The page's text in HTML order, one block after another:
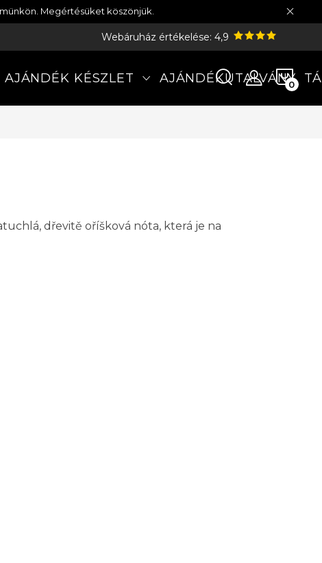
Megértésüket köszönjük.
Webáruház értékelése: 4,9
AJÁNDÉK KÉSZLET AJÁNDÉKUTALVÁNY
dřevitě oříšková nóta, která je na